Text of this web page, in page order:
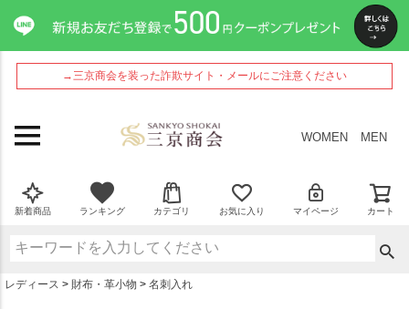
→三京商会を装った詐欺サイト・メールにご注意ください
WOMEN MEN
新着商品 ランキング カテゴリ お気に入り マイページ カート
レディース 財布・革小物 名刺入れ
ペー
ジト
ップ
へ